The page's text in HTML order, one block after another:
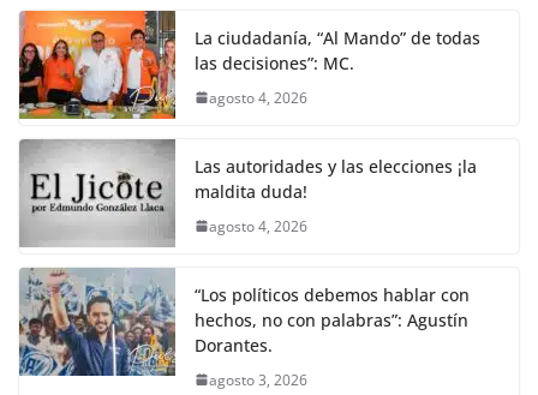
La ciudadanía, “Al Mando” de todas
las decisiones”: MC.
agosto 4, 2026
Las autoridades y las elecciones ¡la
maldita duda!
agosto 4, 2026
“Los políticos debemos hablar con
hechos, no con palabras”: Agustín
Dorantes.
agosto 3, 2026